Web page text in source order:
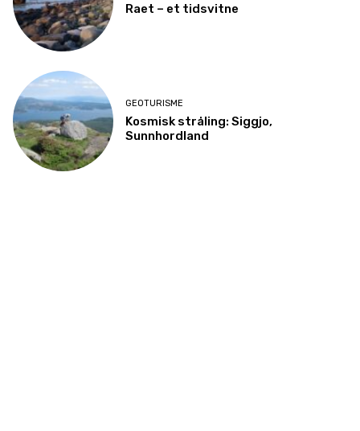
Raet – et tidsvitne
GEOTURISME
Kosmisk stråling: Siggjo,
Sunnhordland